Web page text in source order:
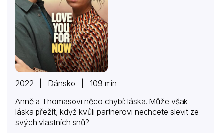
2022 | Dánsko | 109 min
Anně a Thomasovi něco chybí: láska. Může však
láska přežít, když kvůli partnerovi nechcete slevit ze
svých vlastních snů?